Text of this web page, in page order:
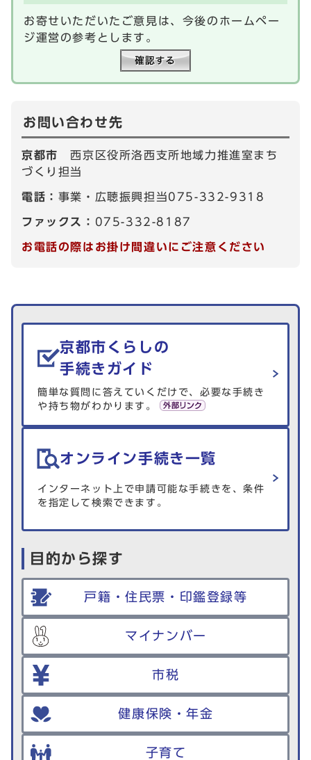
お寄せいただいたご意見は、今後のホームペー
ジ運営の参考とします。
お問い合わせ先
京都市西京区役所洛西支所地域力推進室まち
づくり担当
電話： 事業・広聴振興担当075-332-9318
ファックス： 075-332-8187
お電話の際はお掛け間違いにご注意ください
生活情報を探す
京都市くらしの
手続きガイド
簡単な質問に答えていくだけで、必要な手続き
や持ち物がわかります。
オンライン手続き一覧
インターネット上で申請可能な手続きを、条件
を指定して検索できます。
目的から探す
戸籍・住民票・印鑑登録等
マイナンバー
市税
健康保険・年金
子育て